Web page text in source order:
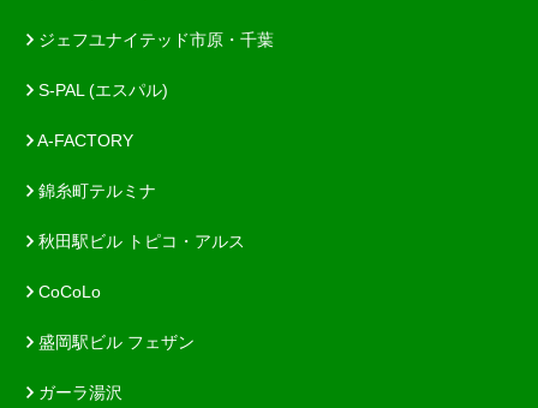
ジェフユナイテッド市原・千葉
S-PAL (エスパル)
A-FACTORY
錦糸町テルミナ
秋田駅ビル トピコ・アルス
CoCoLo
盛岡駅ビル フェザン
ガーラ湯沢